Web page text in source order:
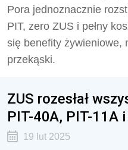
Pora jednoznacznie
PIT, zero ZUS i pełny
się benefity żywieniowe,
przekąski.
ZUS rozesłał
PIT-40A, PIT-11A
19 lut 2025